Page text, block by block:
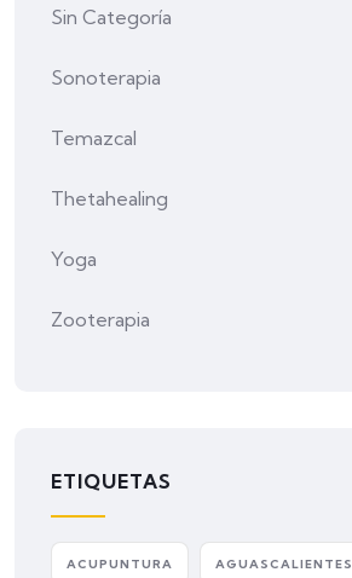
Sin Categoría
Sonoterapia
Temazcal
Thetahealing
Yoga
Zooterapia
ETIQUETAS
ACUPUNTURA AGUASCALIENTES